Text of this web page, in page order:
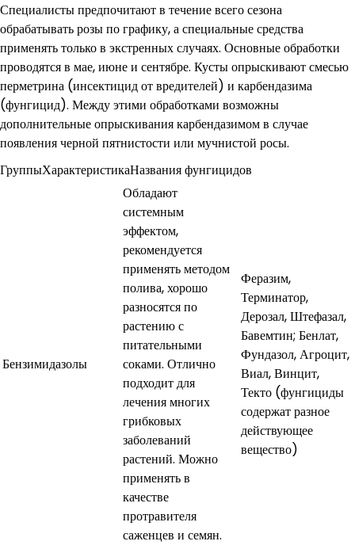
Специалисты предпочитают в течение всего сезона
обрабатывать розы по графику, а специальные средства
применять только в экстренных случаях. Основные обработки
проводятся в мае, июне и сентябре. Кусты опрыскивают смесью
перметрина (инсектицид от вредителей) и карбендазима
(фунгицид). Между этими обработками возможны
дополнительные опрыскивания карбендазимом в случае
появления черной пятнистости или мучнистой росы.
ГруппыХарактеристикаНазвания фунгицидов
Бензимидазолы
Обладают
системным
эффектом,
рекомендуется
применять методом
полива, хорошо
разносятся по
растению с
питательными
соками. Отлично
подходит для
лечения многих
грибковых
заболеваний
растений. Можно
применять в
качестве
протравителя
саженцев и семян.
Феразим,
Терминатор,
Дерозал, Штефазал,
Бавемтин; Бенлат,
Фундазол, Агроцит,
Виал, Винцит,
Текто (фунгициды
содержат разное
действующее
вещество)